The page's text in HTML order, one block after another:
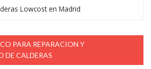
Lowcost en Madrid
PARA REPARACION Y
DE CALDERAS